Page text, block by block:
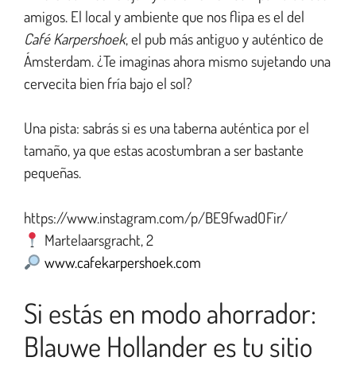
amigos. El local y ambiente que nos flipa es el del
Café Karpershoek, el pub más antiguo y auténtico de
Ámsterdam. ¿Te imaginas ahora mismo sujetando una
cervecita bien fría bajo el sol?
Una pista: sabrás si es una taberna auténtica por el
tamaño, ya que estas acostumbran a ser bastante
pequeñas.
https://www.instagram.com/p/BE9fwadOFir/
Martelaarsgracht, 2
www.cafekarpershoek.com
Si estás en modo ahorrador:
Blauwe Hollander es tu sitio